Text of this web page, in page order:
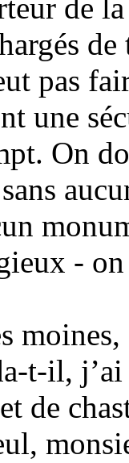
de
pas
une
On
-
t-il,
de